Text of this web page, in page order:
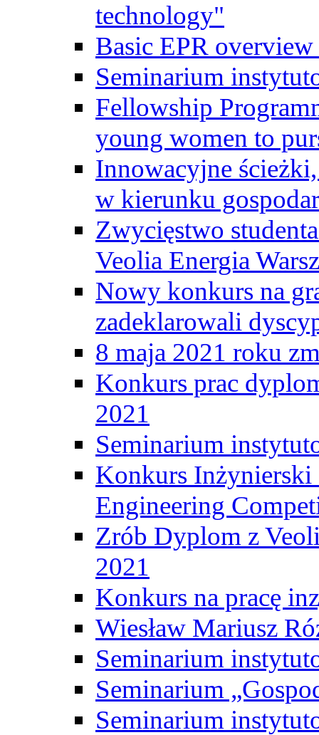
technology"
Basic EPR overview
Seminarium
Fellowship
young women to
Innowacyjne
w kierunku
Zwycięstwo
Veolia Energia
Nowy konkurs na
zadeklarowali
8 maja 2021 roku
Konkurs prac
2021
Seminarium
Konkurs
Engineering
Zrób Dyplom z
2021
Konkurs na pracę
Wiesław Mariusz
Seminarium
Seminarium
Seminarium